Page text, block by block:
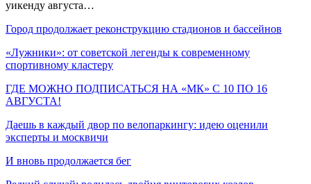
уикенду августа…
Город продолжает реконструкцию стадионов и бассейнов
«Лужники»: от советской легенды к современному
спортивному кластеру
ГДЕ МОЖНО ПОДПИСАТЬСЯ НА «МК» С 10 ПО 16
АВГУСТА!
Даешь в каждый двор по велопаркингу: идею оценили
эксперты и москвичи
И вновь продолжается бег